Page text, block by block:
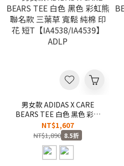
男女款 ADIDAS X CARE
BEARS TEE 白色 黑色 彩虹
熊 聯名款 三葉草 寬鬆 純棉
印花 短
T【IA4538/IA4539】ADLP
NT$1,607
NT$1,890 8.5折